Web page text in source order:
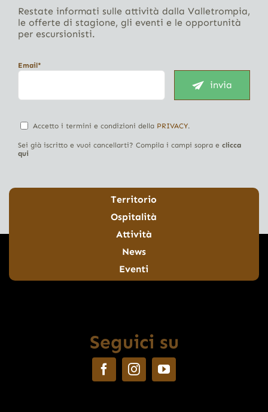
Restate informati sulle attività dalla Valletrompia,
le offerte di stagione, gli eventi e le opportunità
per escursionisti.
Email*
invia
Accetto i termini e condizioni della PRIVACY.
Sei già iscritto e vuoi cancellarti? Compila i campi sopra e clicca
qui
Territorio
Ospitalità
Attività
News
Eventi
Seguici su